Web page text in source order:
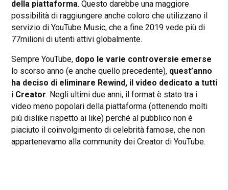
della piattaforma. Questo darebbe una maggiore
possibilità di raggiungere anche coloro che utilizzano il
servizio di YouTube Music, che a fine 2019 vede più di
77milioni di utenti attivi globalmente.
Sempre YouTube, dopo le varie controversie emerse
lo scorso anno (e anche quello precedente), quest’anno
ha deciso di eliminare Rewind, il video dedicato a tutti
i Creator. Negli ultimi due anni, il format è stato tra i
video meno popolari della piattaforma (ottenendo molti
più dislike rispetto ai like) perché al pubblico non è
piaciuto il coinvolgimento di celebrità famose, che non
appartenevamo alla community dei Creator di YouTube.